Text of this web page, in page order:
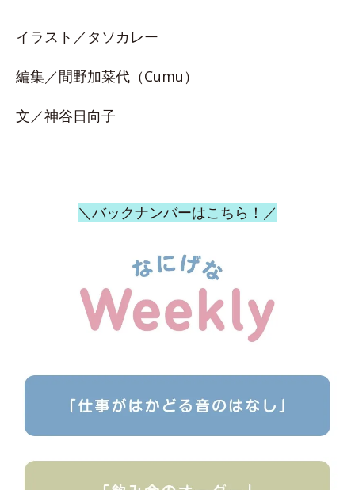
イラスト／タソカレー
編集／間野加菜代（Cumu）
文／神谷日向子
＼バックナンバーはこちら！／